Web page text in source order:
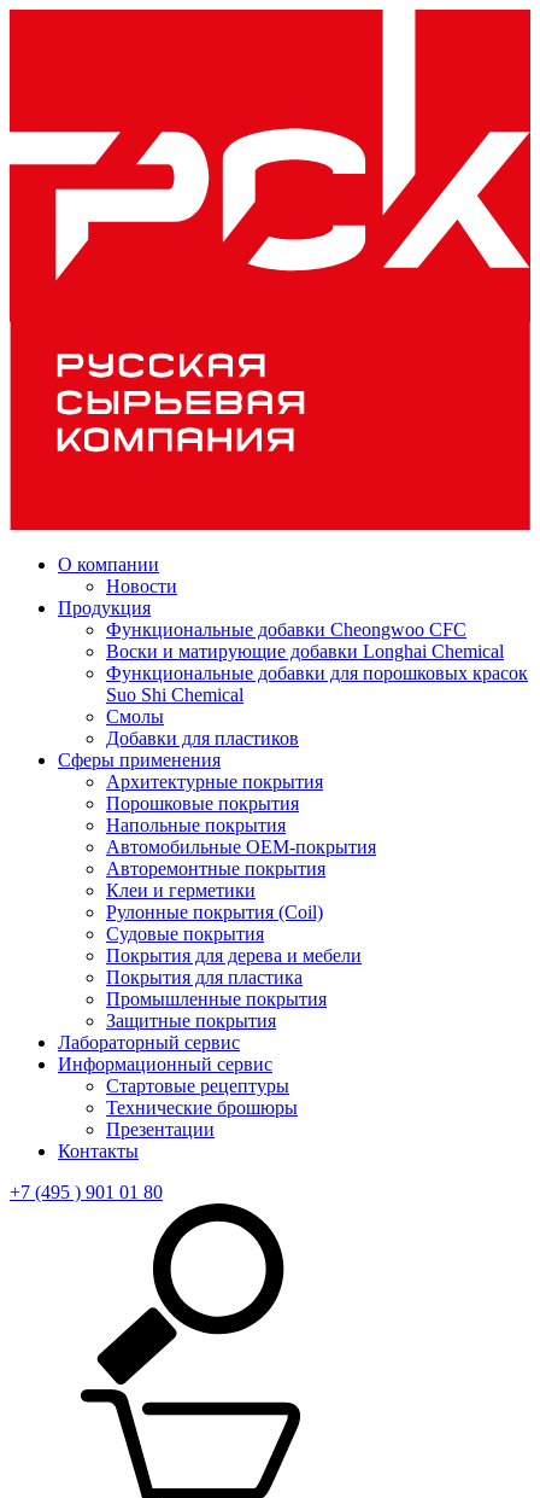
О компании
Новости
Продукция
Функциональные добавки Cheongwoo СFC
Воски и матирующие добавки Longhai Chemical
Функциональные добавки для порошковых красок
Suo Shi Chemical
Смолы
Добавки для пластиков
Сферы применения
Архитектурные покрытия
Порошковые покрытия
Напольные покрытия
Автомобильные ОЕМ-покрытия
Авторемонтные покрытия
Клеи и герметики
Рулонные покрытия (Coil)
Судовые покрытия
Покрытия для дерева и мебели
Покрытия для пластика
Промышленные покрытия
Защитные покрытия
Лабораторный сервис
Информационный сервис
Стартовые рецептуры
Технические брошюры
Презентации
Контакты
+7 (495 ) 901 01 80